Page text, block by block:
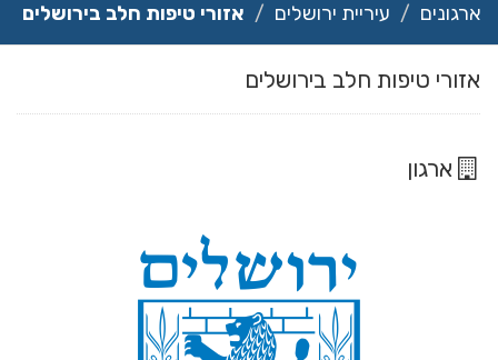
ארגונים עיריית ירושלים אזורי טיפות חלב בירושלים
אזורי טיפות חלב בירושלים
ארגון